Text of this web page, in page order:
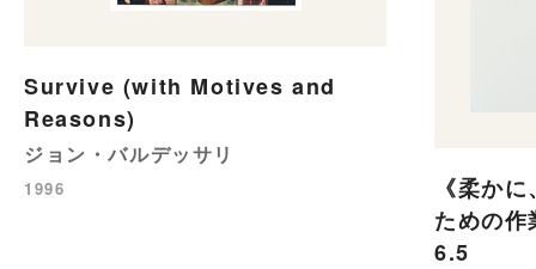
Survive (with Motives and
Reasons)
ジョン・バルデッサリ
1996
《柔か
ための
6.5